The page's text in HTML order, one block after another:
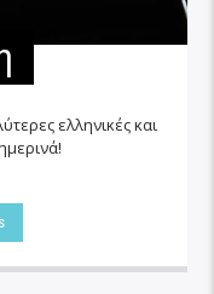
ελληνικές και